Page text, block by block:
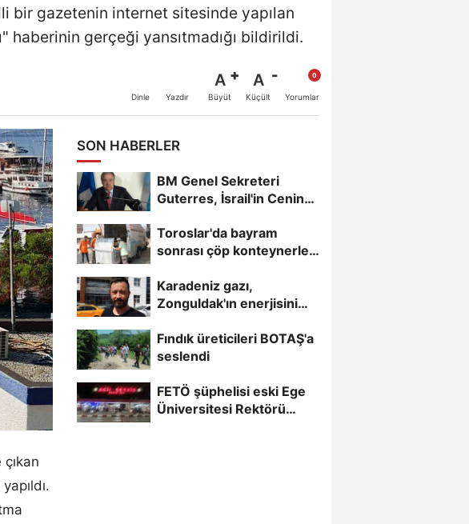
bir gazetenin internet sitesinde yapılan
haberinin gerçeği yansıtmadığı bildirildi.
Dinle Yazdır
A
Büyüt
A
Küçült Yorumlar
SON HABERLER
BM Genel Sekreteri
Guterres, İsrail'in Cenin
Toroslar'da bayram
sonrası çöp konteynerleri
Karadeniz gazı,
Zonguldak'ın enerjisini
Fındık üreticileri BOTAŞ'a
seslendi
FETÖ şüphelisi eski Ege
Üniversitesi Rektörü